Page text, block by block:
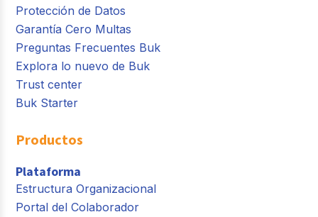
Protección de Datos
Garantía Cero Multas
Preguntas Frecuentes Buk
Explora lo nuevo de Buk
Trust center
Buk Starter
Productos
Plataforma
Estructura Organizacional
Portal del Colaborador